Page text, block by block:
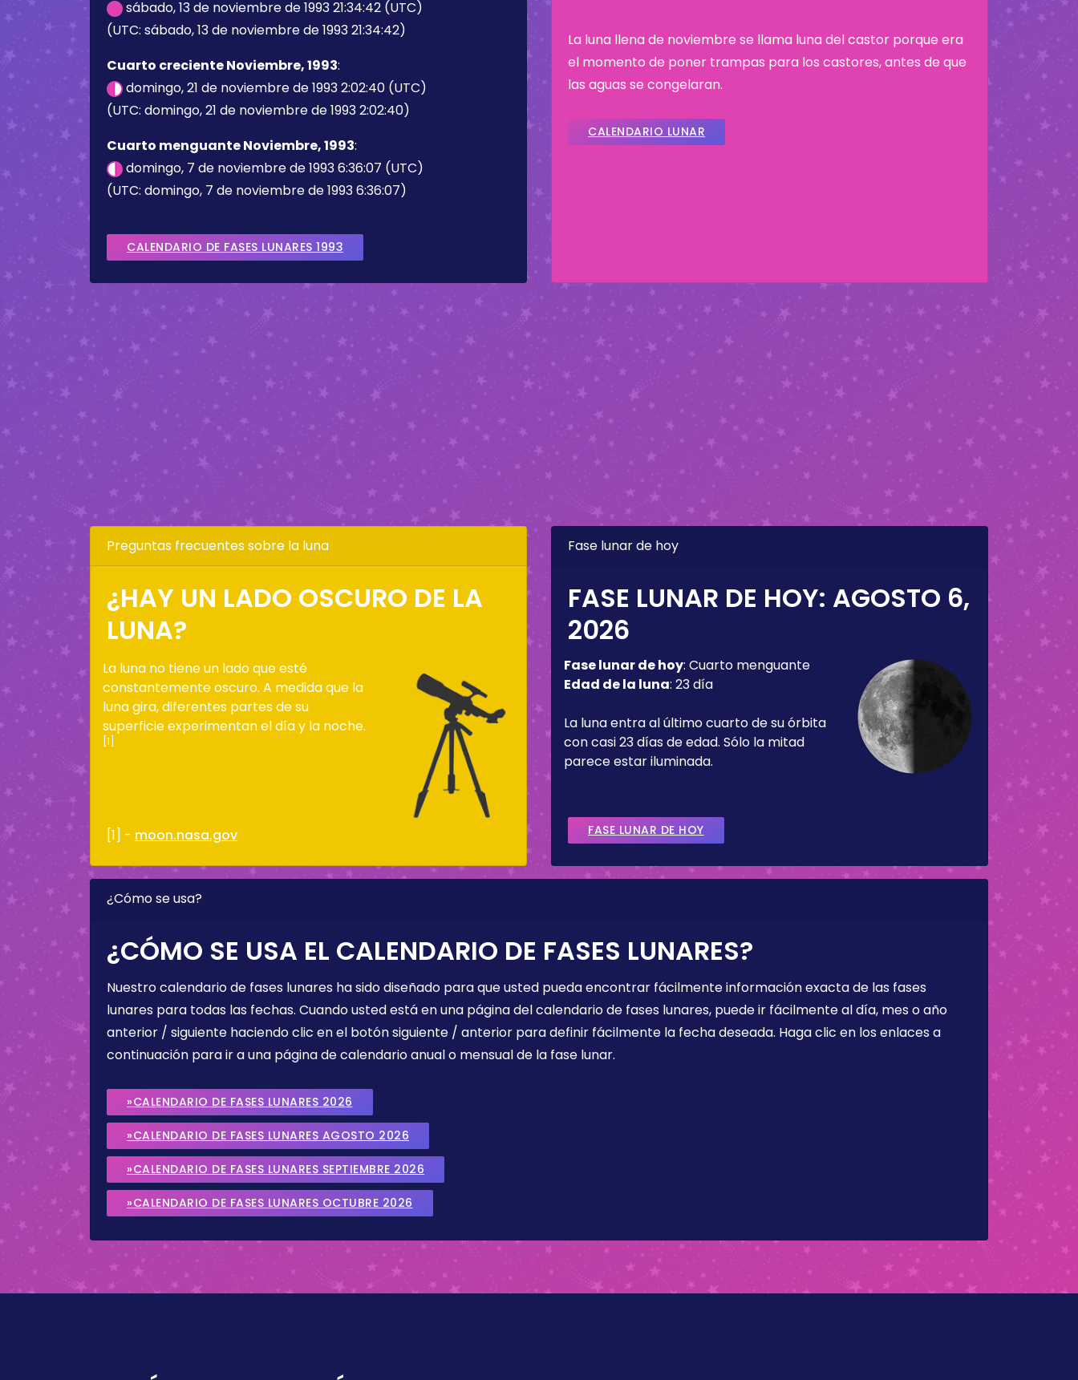
sábado, 13 de noviembre de 1993 21:34:42 (UTC)
(UTC: sábado, 13 de noviembre de 1993 21:34:42)
Cuarto creciente Noviembre, 1993:
domingo, 21 de noviembre de 1993 2:02:40 (UTC)
(UTC: domingo, 21 de noviembre de 1993 2:02:40)
Cuarto menguante Noviembre, 1993:
domingo, 7 de noviembre de 1993 6:36:07 (UTC)
(UTC: domingo, 7 de noviembre de 1993 6:36:07)
CALENDARIO DE FASES LUNARES 1993
La luna llena de noviembre se llama luna del castor porque era
el momento de poner trampas para los castores, antes de que
las aguas se congelaran.
CALENDARIO LUNAR
Preguntas frecuentes sobre la luna
¿HAY UN LADO OSCURO DE LA
LUNA?
La luna no tiene un lado que esté
constantemente oscuro. A medida que la
luna gira, diferentes partes de su
superficie experimentan el día y la noche.
[1]
[1] - moon.nasa.gov
Fase lunar de hoy
FASE LUNAR DE HOY: AGOSTO 6,
2026
Fase lunar de hoy: Cuarto menguante
Edad de la luna: 23 día
La luna entra al último cuarto de su órbita
con casi 23 días de edad. Sólo la mitad
parece estar iluminada.
FASE LUNAR DE HOY
¿Cómo se usa?
¿CÓMO SE USA EL CALENDARIO DE FASES LUNARES?
Nuestro calendario de fases lunares ha sido diseñado para que usted pueda encontrar fácilmente información exacta de las fases
lunares para todas las fechas. Cuando usted está en una página del calendario de fases lunares, puede ir fácilmente al día, mes o año
anterior / siguiente haciendo clic en el botón siguiente / anterior para definir fácilmente la fecha deseada. Haga clic en los enlaces a
continuación para ir a una página de calendario anual o mensual de la fase lunar.
»CALENDARIO DE FASES LUNARES 2026
»CALENDARIO DE FASES LUNARES AGOSTO 2026
»CALENDARIO DE FASES LUNARES SEPTIEMBRE 2026
»CALENDARIO DE FASES LUNARES OCTUBRE 2026